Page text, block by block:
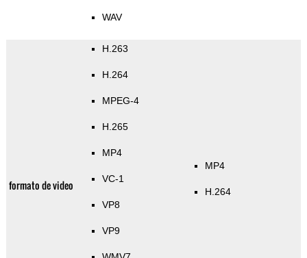
WAV
formato de video
H.263
H.264
MPEG-4
H.265
MP4
VC-1
VP8
VP9
MP4
H.264